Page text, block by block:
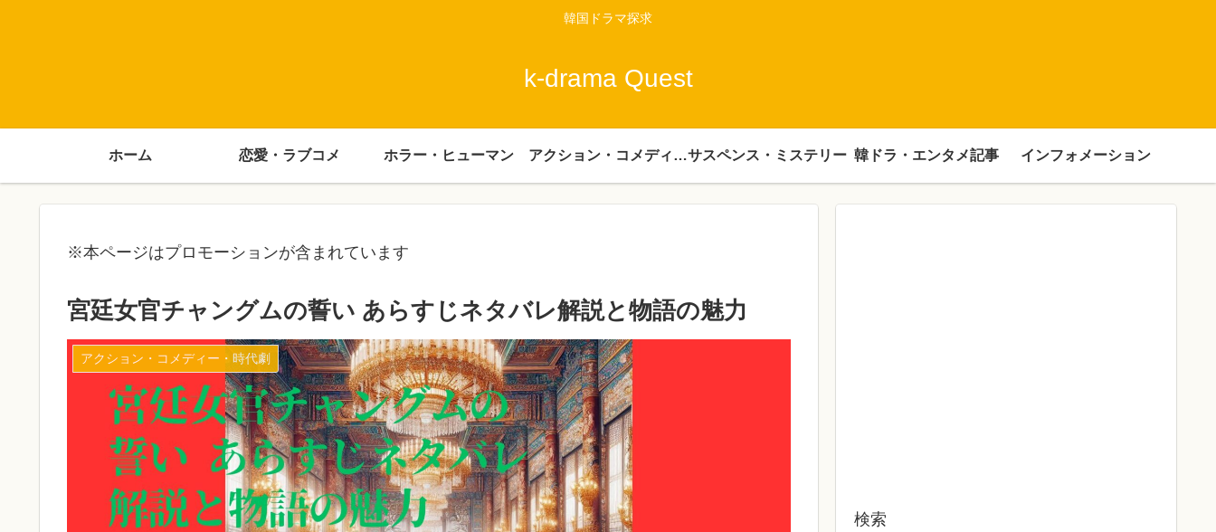
韓国ドラマ探求
k-drama Quest
ホーム 恋愛・ラブコメ ホラー・ヒューマン アクション・コメディー・時代劇サスペンス・ミステリー 韓ドラ・エンタメ記事 インフォメーション
※本ページはプロモーションが含まれています
宮廷女官チャングムの誓い あらすじネタバレ解説と物語の魅力
アクション・コメディー・時代劇
検索